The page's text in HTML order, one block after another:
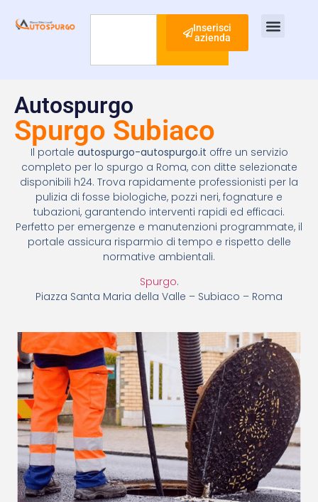
Cerca
Inserisci
azienda
Autospurgo
Spurgo Subiaco
Il portale autospurgo-autospurgo.it offre un servizio
completo per lo spurgo a Roma, con ditte selezionate
disponibili h24. Trova rapidamente professionisti per la
pulizia di fosse biologiche, pozzi neri, fognature e
tubazioni, garantendo interventi rapidi ed efficaci.
Perfetto per emergenze e manutenzioni programmate, il
portale assicura risparmio di tempo e rispetto delle
normative ambientali.
Spurgo.
Piazza Santa Maria della Valle – Subiaco – Roma